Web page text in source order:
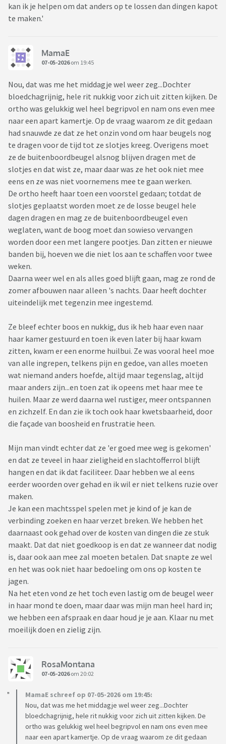
kan ik je helpen om dat anders op te lossen dan dingen kapot
te maken.'
MamaE
07-05-2026om 19:45
Nou, dat was me het middagje wel weer zeg...Dochter
bloedchagrijnig, hele rit nukkig voor zich uit zitten kijken. De
ortho was gelukkig wel heel begripvol en nam ons even mee
naar een apart kamertje. Op de vraag waarom ze dit gedaan
had snauwde ze dat ze het onzin vond om haar beugels nog
te dragen voor de tijd tot ze slotjes kreeg. Overigens moet
ze de buitenboordbeugel alsnog blijven dragen met de
slotjes en dat wist ze, maar daar was ze het ook niet mee
eens en ze was niet voornemens mee te gaan werken.
De ortho heeft haar toen een voorstel gedaan; totdat de
slotjes geplaatst worden moet ze de losse beugel hele
dagen dragen en mag ze de buitenboordbeugel even
weglaten, want de boog moet dan sowieso vervangen
worden door een met langere pootjes. Dan zitten er nieuwe
banden bij, hoeven we die niet los aan te schaffen voor twee
weken.
Daarna weer wel en als alles goed blijft gaan, mag ze rond de
zomer afbouwen naar alleen 's nachts. Daar heeft dochter
uiteindelijk met tegenzin mee ingestemd.
Ze bleef echter boos en nukkig, dus ik heb haar even naar
haar kamer gestuurd en toen ik even later bij haar kwam
zitten, kwam er een enorme huilbui. Ze was vooral heel moe
van alle ingrepen, telkens pijn en gedoe, van alles moeten
wat niemand anders hoefde, altijd maar tegenslag, altijd
maar anders zijn...en toen zat ik opeens met haar mee te
huilen. Maar ze werd daarna wel rustiger, meer ontspannen
en zichzelf. En dan zie ik toch ook haar kwetsbaarheid, door
die façade van boosheid en frustratie heen.
Mijn man vindt echter dat ze 'er goed mee weg is gekomen'
en dat ze teveel in haar zieligheid en slachtofferrol blijft
hangen en dat ik dat faciliteer. Daar hebben we al eens
eerder woorden over gehad en ik wil er niet telkens ruzie over
maken.
Je kan een machtsspel spelen met je kind of je kan de
verbinding zoeken en haar verzet breken. We hebben het
daarnaast ook gehad over de kosten van dingen die ze stuk
maakt. Dat dat niet goedkoop is en dat ze wanneer dat nodig
is, daar ook aan mee zal moeten betalen. Dat snapte ze wel
en het was ook niet haar bedoeling om ons op kosten te
jagen.
Na het eten vond ze het toch even lastig om de beugel weer
in haar mond te doen, maar daar was mijn man heel hard in;
we hebben een afspraak en daar houd je je aan. Klaar nu met
moeilijk doen en zielig zijn.
RosaMontana
07-05-2026om 20:02
MamaE schreef op 07-05-2026 om 19:45:
Nou, dat was me het middagje wel weer zeg...Dochter
bloedchagrijnig, hele rit nukkig voor zich uit zitten kijken. De
ortho was gelukkig wel heel begripvol en nam ons even mee
naar een apart kamertje. Op de vraag waarom ze dit gedaan